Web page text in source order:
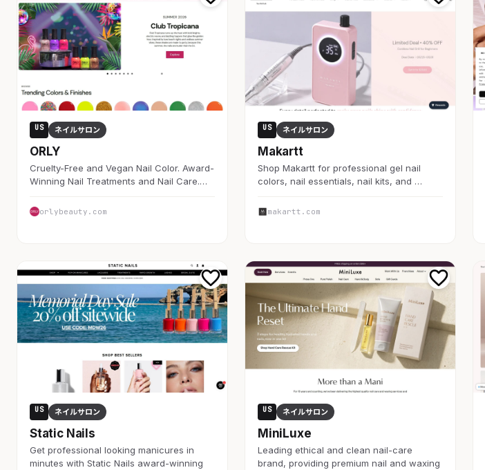
US ネイルサロン
ORLY
Cruelty-Free and Vegan Nail Color. Award-
Winning Nail Treatments and Nail Care.…
orlybeauty.com
US ネイルサロン
Makartt
Shop Makartt for professional gel nail
colors, nail essentials, nail kits, and …
makartt.com
US ネイルサロン
Static Nails
Get professional looking manicures in
minutes with Static Nails award-winning
US ネイルサロン
MiniLuxe
Leading ethical and clean nail-care
brand, providing premium nail and waxing